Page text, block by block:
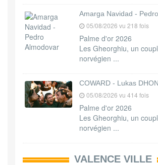
Amarga Navidad -
05/08/2026 vu 218 fois
Palme d'or 2026
Les Gheorghiu, un
norvégien ...
COWARD - Lukas
05/08/2026 vu 414 fois
Palme d'or 2026
Les Gheorghiu, un
norvégien ...
VALENCE VILLE